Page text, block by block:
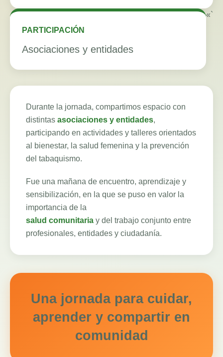
PARTICIPACIÓN
Asociaciones y entidades
«`
Durante la jornada, compartimos espacio con
distintas asociaciones y entidades,
participando en actividades y talleres orientados
al bienestar, la salud femenina y la prevención
del tabaquismo.
Fue una mañana de encuentro, aprendizaje y
sensibilización, en la que se puso en valor la
importancia de la
salud comunitaria y del trabajo conjunto entre
profesionales, entidades y ciudadanía.
Una jornada para cuidar,
aprender y compartir en
comunidad